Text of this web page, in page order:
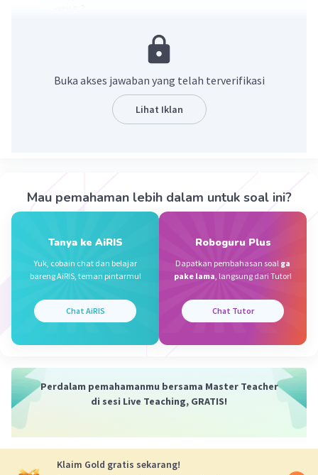
luas= 1/2 × a × t
Buka akses jawaban yang telah terverifikasi
Lihat Iklan
Mau pemahaman lebih dalam untuk soal ini?
Tanya ke AiRIS
Yuk, cobain chat dan belajar
bareng AiRIS, teman pintarmu!
Chat AiRIS
Roboguru Plus
Dapatkan pembahasan soal ga
pake lama, langsung dari Tutor!
Chat Tutor
Perdalam pemahamanmu bersama Master Teacher
di sesi Live Teaching, GRATIS!
Klaim Gold gratis sekarang!